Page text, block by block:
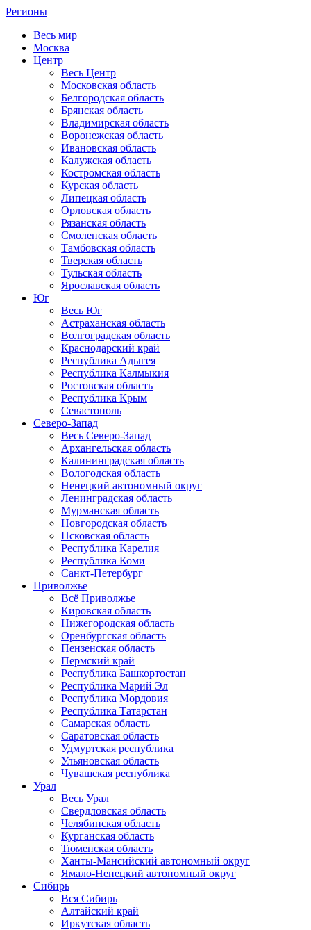
Регионы
Весь мир
Москва
Центр
Весь Центр
Московская область
Белгородская область
Брянская область
Владимирская область
Воронежская область
Ивановская область
Калужская область
Костромская область
Курская область
Липецкая область
Орловская область
Рязанская область
Смоленская область
Тамбовская область
Тверская область
Тульская область
Ярославская область
Юг
Весь Юг
Астраханская область
Волгоградская область
Краснодарский край
Республика Адыгея
Республика Калмыкия
Ростовская область
Республика Крым
Севастополь
Северо-Запад
Весь Северо-Запад
Архангельская область
Калининградская область
Вологодская область
Ненецкий автономный округ
Ленинградская область
Мурманская область
Новгородская область
Псковская область
Республика Карелия
Республика Коми
Санкт-Петербург
Приволжье
Всё Приволжье
Кировская область
Нижегородская область
Оренбургская область
Пензенская область
Пермский край
Республика Башкортостан
Республика Марий Эл
Республика Мордовия
Республика Татарстан
Самарская область
Саратовская область
Удмуртская республика
Ульяновская область
Чувашская республика
Урал
Весь Урал
Свердловская область
Челябинская область
Курганская область
Тюменская область
Ханты-Мансийский автономный округ
Ямало-Ненецкий автономный округ
Сибирь
Вся Сибирь
Алтайский край
Иркутская область